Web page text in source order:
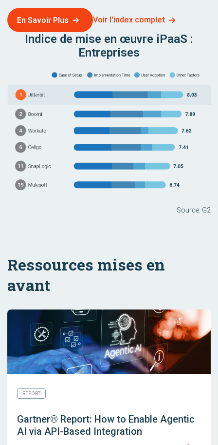
En Savoir Plus Voir l'index complet
Indice de mise en œuvre iPaaS :
Entreprises
Source: G2
Ressources mises en
avant
REPORT
Gartner® Report: How to Enable Agentic
AI via API-Based Integration